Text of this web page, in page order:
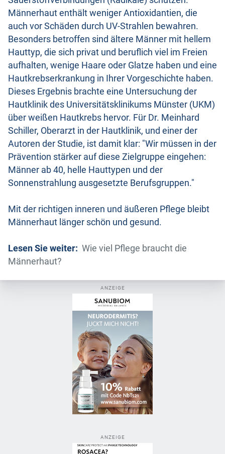
Männerhaut enthält weniger Antioxidantien, die
auch vor Schäden durch UV-Strahlen bewahren.
Besonders betroffen sind ältere Männer mit hellem
Hauttyp, die sich privat und beruflich viel im Freien
aufhalten, wenige Haare oder Glatze haben und eine
Hautkrebserkrankung in Ihrer Vorgeschichte haben.
Dieses Ergebnis brachte eine Untersuchung der
Hautklinik des Universitätsklinikums Münster (UKM)
über weißen Hautkrebs hervor. Für Dr. Meinhard
Schiller, Oberarzt in der Hautklinik, und einer der
Autoren der Studie, ist damit klar: "Wir müssen in der
Prävention stärker auf diese Zielgruppe eingehen:
Männer ab 40, helle Hauttypen und der
Sonnenstrahlung ausgesetzte Berufsgruppen."
Mit der richtigen inneren und äußeren Pflege bleibt
Männerhaut länger schön und gesund.
Lesen Sie weiter: Wie viel Pflege braucht die
Männerhaut?
ANZEIGE
ANZEIGE